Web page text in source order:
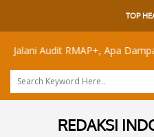
TOP
Audit RMAP+, Apa Dampaknya
REDAKSI